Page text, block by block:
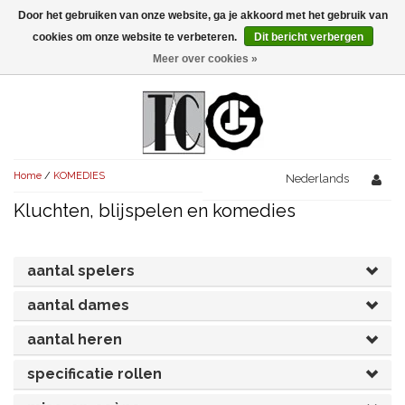
Menu
AVONDVULLEND (+75')
KORT (-30')
UITGELICHT!
AVONDVULLEND (+75')
KORT (-30')
OVERIG (30'-75')
UITGELICHT!
AVONDVULLEND (+75')
KORT (-30')
OVERIG (30'-75')
UITGELICHT!
KORT (-30')
OVERIG (30'-75')
SPEKTAKELSTUKKEN
JUBILEUMSTUK
KOSTUUMSTUK
MUSICAL
OVERIG
SINTERKLAASTONEEL
KERSTTONEEL
RECHTEN REGELEN
Home / KOMEDIES Nederlands
Kluchten, blijspelen en komedies
aantal spelers
aantal dames
aantal heren
specificatie rollen
Door het gebruiken van onze website, ga je akkoord met het gebruik van
cookies om onze website te verbeteren.
Dit bericht verbergen
Meer over cookies »